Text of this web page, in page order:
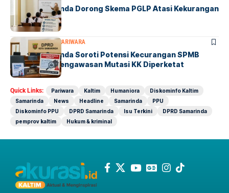
DPRD Samarinda Dorong Skema PGLP Atasi Kekurangan
500 Guru
DPRD SAMARINDA PARIWARA
DPRD Samarinda Soroti Potensi Kecurangan SPMB
2027, Minta Pengawasan Mutasi KK Diperketat
Quick Links: Pariwara Kaltim Humaniora
Diskominfo Kaltim
Samarinda
News Headline Samarinda
PPU
Diskominfo PPU
DPRD Samarinda Isu Terkini
DPRD Samarinda
pemprov kaltim
Hukum & kriminal